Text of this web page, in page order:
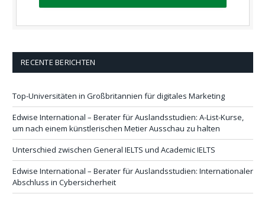
RECENTE BERICHTEN
Top-Universitäten in Großbritannien für digitales Marketing
Edwise International – Berater für Auslandsstudien: A-List-Kurse,
um nach einem künstlerischen Metier Ausschau zu halten
Unterschied zwischen General IELTS und Academic IELTS
Edwise International – Berater für Auslandsstudien: Internationaler
Abschluss in Cybersicherheit